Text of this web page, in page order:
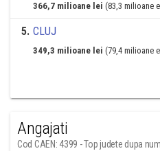
366,7 milioane lei (83,3 milioane
5. CLUJ
349,3 milioane lei (79,4 milioane
Angajati
Cod CAEN: 4399 - Top judete dupa